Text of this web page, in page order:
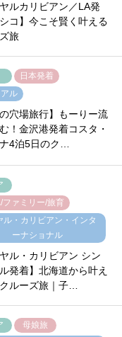
ヤルカリビアン／LA発
コ】今こそ賢く叶える
旅
日本発着
ル
の穴場旅行】もーりー流
！金沢港発着コスタ・
4泊5日のク…
ファミリー/旅育
ル・カリビアン・インタ
ーナショナル
ヤル・カリビアン シン
発着】北海道から叶え
ルーズ旅｜子…
母娘旅